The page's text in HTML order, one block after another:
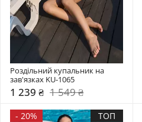
Роздільний купальник на
зав'язках KU-1065
1 239 ₴ 1 549 ₴
- 20% ТОП